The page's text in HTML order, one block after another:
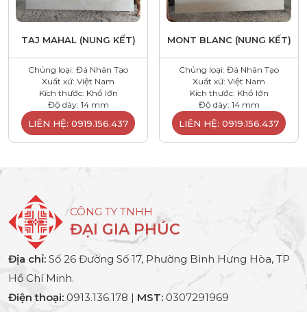
TAJ MAHAL (NUNG KẾT)
Chủng loại: Đá Nhân Tạo
Xuất xứ: Việt Nam
Kích thước: Khổ lớn
Độ dày: 14 mm
LIÊN HỆ: 0919.156.437
MONT BLANC (NUNG KẾT)
Chủng loại: Đá Nhân Tạo
Xuất xứ: Việt Nam
Kích thước: Khổ lớn
Độ dày: 14 mm
LIÊN HỆ: 0919.156.437
CÔNG TY TNHH
ĐẠI GIA PHÚC
Địa chỉ: Số 26 Đường Số 17, Phường Bình Hưng Hòa, TP
Hồ Chí Minh.
Điện thoại: 0913.136.178 | MST: 0307291969